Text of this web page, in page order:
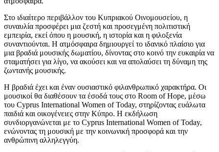
Στο ιδιαίτερο περιβάλλον του Κυπριακού Οινομουσείου, η
συναυλία προσφέρει μια ζεστή και προσεγμένη πολιτιστική
εμπειρία, εκεί όπου η μουσική, η ιστορία και η φιλοξενία
συναντιούνται. Η ατμόσφαιρα δημιουργεί το ιδανικό πλαίσιο για
μια βραδιά μουσικής δωματίου, δίνοντας στο κοινό την ευκαιρία να
σταματήσει για λίγο, να ακούσει και να απολαύσει τη δύναμη της
ζωντανής μουσικής.
Η βραδιά έχει και έναν ουσιαστικό φιλανθρωπικό χαρακτήρα. Οι
μουσικοί θα διαθέσουν τα έσοδά τους στο Room of Hope, μέσω
του Cyprus International Women of Today, στηρίζοντας ευάλωτα
παιδιά και οικογένειες στην Κύπρο. Η εκδήλωση
συνδιοργανώνεται με το Cyprus International Women of Today,
ενώνοντας τη μουσική με την κοινωνική προσφορά και την
ανθρώπινη αλληλεγγύη.